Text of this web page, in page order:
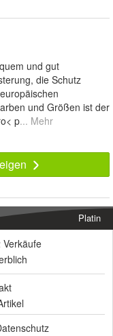
und gut
die Schutz
und Größen ist der
p... Mehr
Platin
Verkäufe